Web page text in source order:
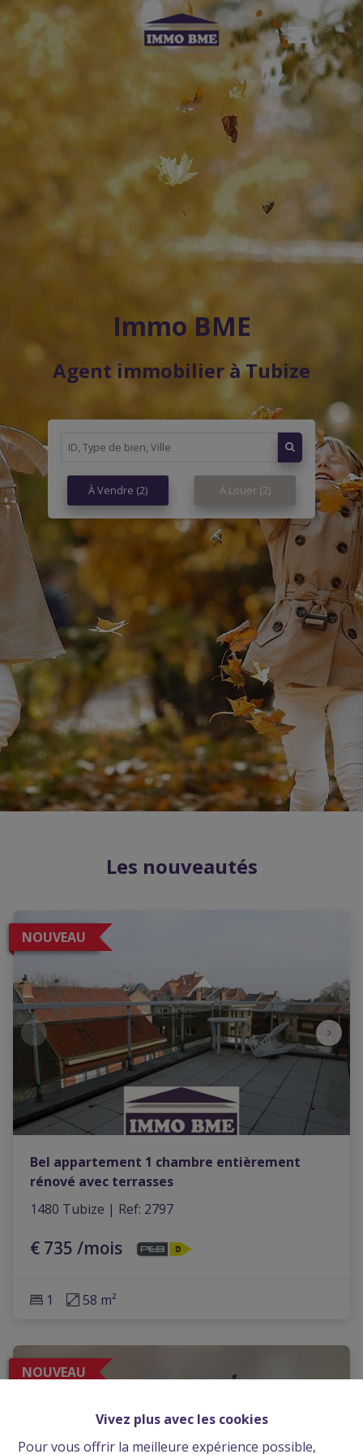
Vivez plus avec les cookies
Pour vous offrir la meilleure expérience possible,
Immo BME
Agent immobilier à Tubize
À Vendre (2) À Louer (2)
Les nouveautés
NOUVEAU
Bel appartement 1 chambre entièrement
rénové avec terrasses
1480 Tubize | Ref: 2797
€ 735 /mois
1 58 m²
NOUVEAU
Navigated to Immo BME